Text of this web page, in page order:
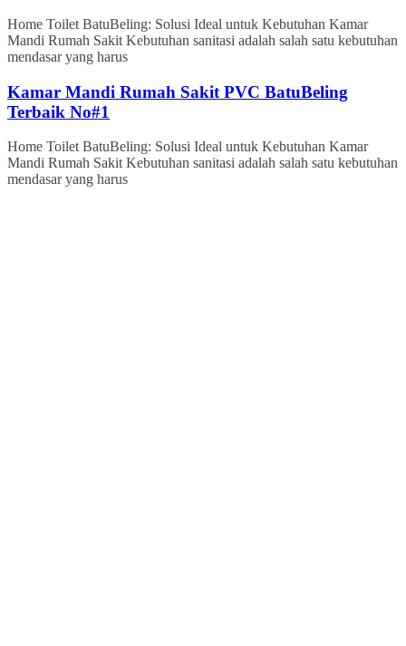
Home Toilet BatuBeling: Solusi Ideal untuk Kebutuhan Kamar
Mandi Rumah Sakit Kebutuhan sanitasi adalah salah satu kebutuhan
mendasar yang harus
Kamar Mandi Rumah Sakit PVC BatuBeling
Terbaik No#1
Home Toilet BatuBeling: Solusi Ideal untuk Kebutuhan Kamar
Mandi Rumah Sakit Kebutuhan sanitasi adalah salah satu kebutuhan
mendasar yang harus